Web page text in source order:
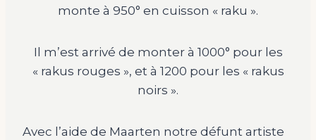
monte à 950° en cuisson « raku ».
Il m’est arrivé de monter à 1000° pour les
« rakus rouges », et à 1200 pour les « rakus
noirs ».
Avec l’aide de Maarten notre défunt artiste